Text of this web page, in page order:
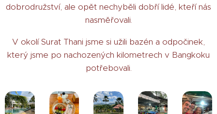
dobrodružství, ale opět nechyběli dobří lidé, kteří nás
nasměřovali.
V okolí Surat Thani jsme si užili bazén a odpočinek,
který jsme po nachozených kilometrech v Bangkoku
potřebovali.